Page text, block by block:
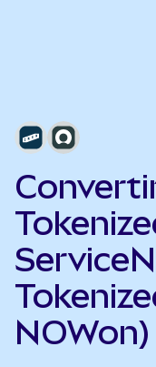
NOWon)